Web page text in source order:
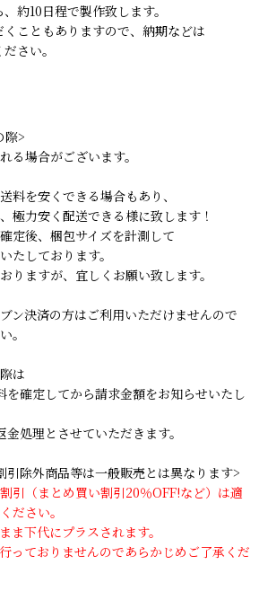
約10日程で製作致します。
こともありますので、納期などは
さい。
際>
る場合がございます。
料を安くできる場合もあり、
極力安く配送できる様に致します！
定後、梱包サイズを計測して
たしております。
りますが、宜しくお願い致します。
ン決済の方はご利用いただけませんので
。
は
確定してから請求金額をお知らせいたし
処理とさせていただきます。
引除外商品等は一般販売とは異なります>
引（まとめ買い割引20％OFF!など）は適
ださい。
下代にプラスされます。
っておりませんのであらかじめご了承くだ